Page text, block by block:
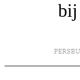
bij